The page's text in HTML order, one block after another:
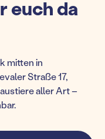
euch da
mitten in
Straße 17,
aller Art –